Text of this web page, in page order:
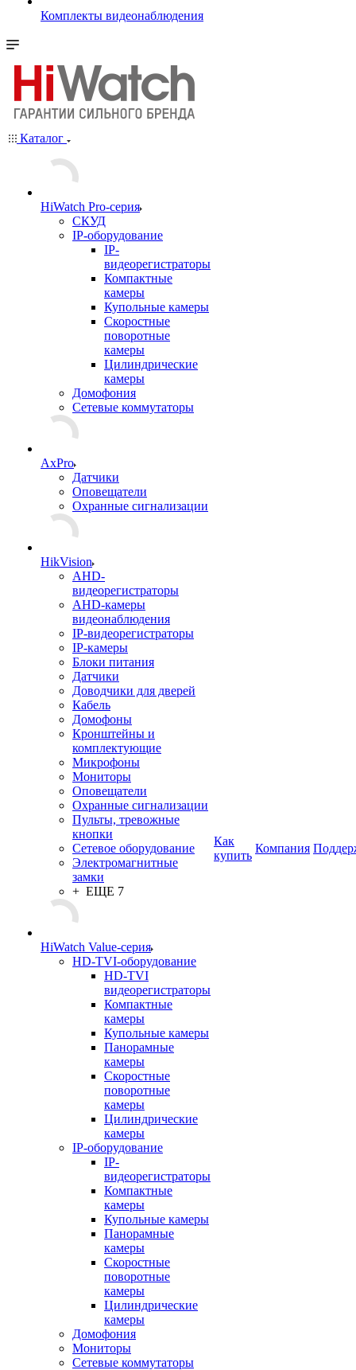
Комплекты видеонаблюдения
Каталог
HiWatch Pro-серия
CКУД
IP-оборудование
IP-
видеорегистраторы
Компактные
камеры
Купольные камеры
Скоростные
поворотные
камеры
Цилиндрические
камеры
Домофония
Сетевые коммутаторы
AxPro
Датчики
Оповещатели
Охранные сигнализации
HikVision
AHD-
видеорегистраторы
AHD-камеры
видеонаблюдения
IP-видеорегистраторы
IP-камеры
Блоки питания
Датчики
Доводчики для дверей
Кабель
Домофоны
Кронштейны и
комплектующие
Микрофоны
Мониторы
Оповещатели
Охранные сигнализации
Пульты, тревожные
кнопки
Сетевое оборудование
Электромагнитные
замки
+ ЕЩЕ 7
HiWatch Value-серия
HD-TVI-оборудование
HD-TVI
видеорегистраторы
Компактные
камеры
Купольные камеры
Панорамные
камеры
Скоростные
поворотные
камеры
Цилиндрические
камеры
IP-оборудование
IP-
видеорегистраторы
Компактные
камеры
Купольные камеры
Панорамные
камеры
Скоростные
поворотные
камеры
Цилиндрические
камеры
Домофония
Мониторы
Сетевые коммутаторы
Как
купить
Компания